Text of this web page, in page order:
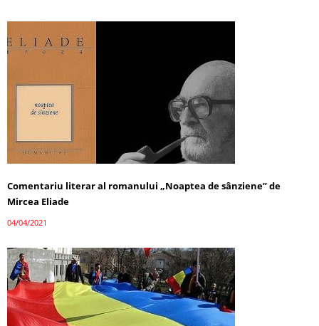
Comentariu literar al romanului „Noaptea de sânziene” de
Mircea Eliade
04/04/2021